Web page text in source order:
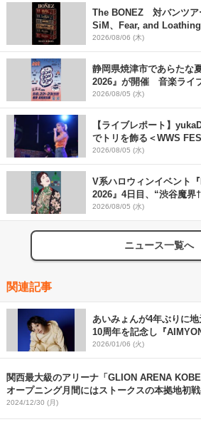
The BONEZ 対バンツア
SiM、Fear, and
アーティストを一斉解禁
2026/08/06 (木)
静岡県焼津市であらたな
2026』が開催 音楽ライ
メ×ランタンナイトで彩る
2026/08/05 (水)
【ライブレポート】
でトリを飾る＜WWS
2026/08/05 (水)
V系ハロウィンイベント
2026』4日目、“渋谷魔界
組を発表
2026/08/05 (水)
ニュース一覧へ
関連記事
あいみょんが4年ぶりに
10周年を記念し『
2026 「、、、」 IN 阪神
2026/01/06 (火)
関西最大級のアリーナ「GLION ARENA
オープニング月間にはストークスの本拠地初
ンウィズら登場
2024/12/30 (月)